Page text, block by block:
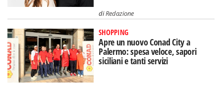
diRedazione
SHOPPING
Apre un nuovo Conad City a
Palermo: spesa veloce, sapori
siciliani e tanti servizi